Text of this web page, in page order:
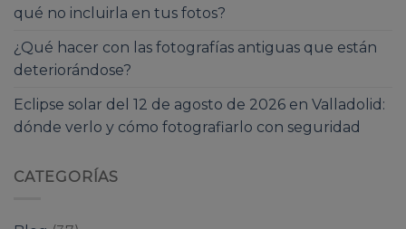
qué no incluirla en tus fotos?
¿Qué hacer con las fotografías antiguas que están
deteriorándose?
Eclipse solar del 12 de agosto de 2026 en Valladolid:
dónde verlo y cómo fotografiarlo con seguridad
CATEGORÍAS